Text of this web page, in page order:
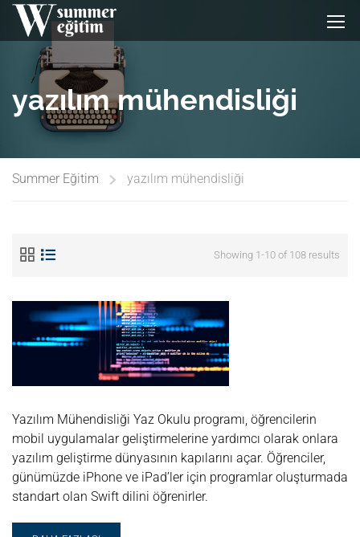
yazılım mühendisliği
Summer Eğitim yazılım mühendisliği
Showing 1-10 of 108 results
Yazılım Mühendisliği Yaz Okulu programı, öğrencilerin
mobil uygulamalar geliştirmelerine yardımcı olarak onlara
yazılım geliştirme dünyasının kapılarını açar. Öğrenciler,
günümüzde iPhone ve iPad’ler için programlar oluşturmada
standart olan Swift dilini öğrenirler.